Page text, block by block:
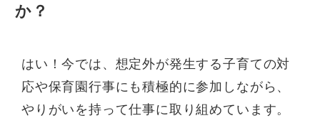
か？
はい！今では、想定外が発生する子育ての対
応や保育園行事にも積極的に参加しながら、
やりがいを持って仕事に取り組めています。